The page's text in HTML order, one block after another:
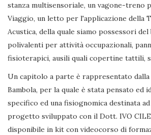
stanza multisensoriale, un vagone-treno
Viaggio, un letto per l'applicazione della
Acustica, della quale siamo possessori
polivalenti per attività occupazionali,
fisioterapici, ausili quali copertine tattili,
Un capitolo a parte è rappresentato dalla
Bambola, per la quale è stata pensato ed
specifico ed una fisiognomica destinata
progetto sviluppato con il Dott. IVO
disponibile in kit con videocorso di